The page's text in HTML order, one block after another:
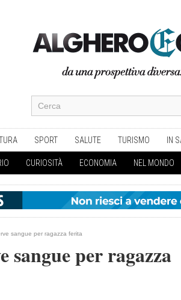
SPORT SALUTE TURISMO IN
CURIOSITÀ ECONOMIA NEL MONDO
sangue per ragazza ferita
per ragazza